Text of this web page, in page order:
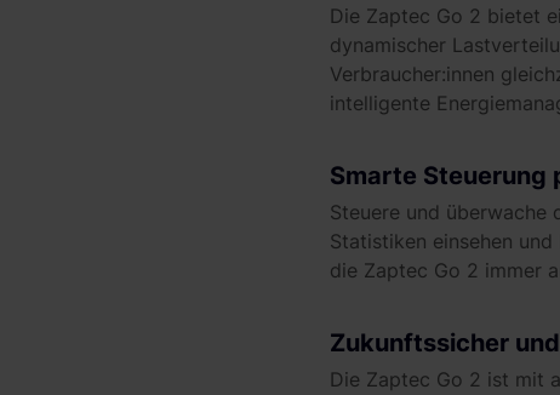
Die Zaptec Go 2 bietet
dynamischer
Verbraucher:innen
intelligente
Smarte Steuerung
Steuere und überwache
Statistiken einsehen
die Zaptec Go 2 immer
Zukunftssicher
Die Zaptec Go 2 ist mit